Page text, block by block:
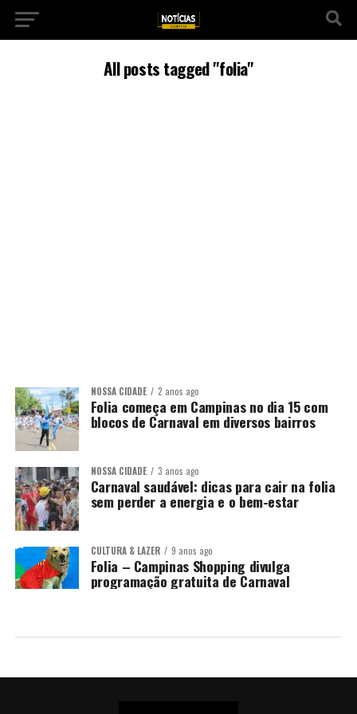
All posts tagged "folia"
NOSSA CIDADE 2 anos ago
Folia começa em Campinas no dia 15 com
blocos de Carnaval em diversos bairros
NOSSA CIDADE 3 anos ago
Carnaval saudável: dicas para cair na folia
sem perder a energia e o bem-estar
CULTURA & LAZER 9 anos ago
Folia – Campinas Shopping divulga
programação gratuita de Carnaval